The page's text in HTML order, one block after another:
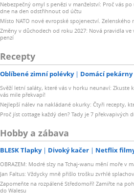
Nebezpečný omyl s penězi v manželství: Proč vás
dne na den odstřihnout od účtu
Místo NATO nové evropské spojenectví.
Změny v důchodech od roku 2027: Nová pravidla
penzí
Recepty
Oblíbené zimní polévky Domácí pekárny
Svěží letní saláty, které vás v horku neunaví: Zkuste
vás mile překvapí!
Nejlepší nálev na nakládané okurky: Čtyři recepty,
Proč jíst cottage každý den? Tady je 7 překvapivých
Hobby a zábava
BLESK Tlapky Divoký kačer Netflix
OBRAZEM: Modré slzy na Tchaj-wanu mění moře v
Jan Faltus: Vždycky mně přišlo trošku zvrhlé
Zapomeňte na rozpálené Středomoří! Zamiřte na
do Walesu